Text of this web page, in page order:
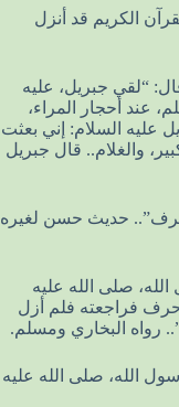
الكريم قد أنزل
“لقي جبريل، عليه
عند أحجار المراء،
عليه السلام: إني بعثت
والغلام.. قال جبريل
حديث حسن لغيره
صلى الله عليه
فراجعته فلم أزل
رواه البخاري ومسلم.
الله، صلى الله عليه